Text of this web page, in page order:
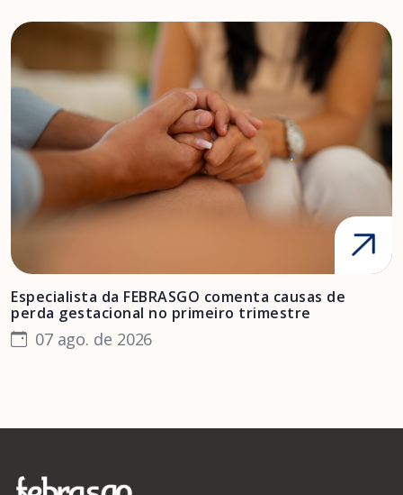
Especialista da FEBRASGO comenta causas de
perda gestacional no primeiro trimestre
07 ago. de 2026